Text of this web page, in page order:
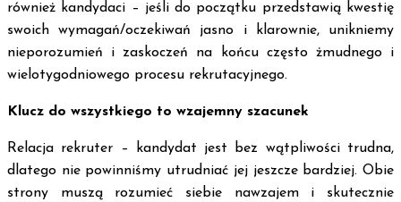
również kandydaci – jeśli do początku przedstawią kwestię
swoich wymagań/oczekiwań jasno i klarownie, unikniemy
nieporozumień i zaskoczeń na końcu często żmudnego i
wielotygodniowego procesu rekrutacyjnego.
Klucz do wszystkiego to wzajemny szacunek
Relacja rekruter – kandydat jest bez wątpliwości trudna,
dlatego nie powinniśmy utrudniać jej jeszcze bardziej. Obie
strony muszą rozumieć siebie nawzajem i skutecznie